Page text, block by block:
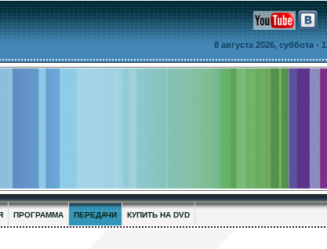
8 августа 2026, суббота -
ПРОГРАММА ПЕРЕДАЧИ КУПИТЬ НА DVD